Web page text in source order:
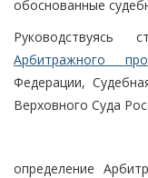
обоснованные
Руководствуясь
Арбитражного
Федерации,
Верховного Суда
определение